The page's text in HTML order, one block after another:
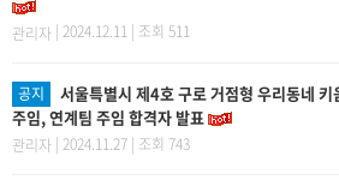
관리자 | 2024.12.11 | 조회 511
공지
서울특별시 제4호 구로 거점형 우리동네
주임, 연계팀 주임 합격자 발표
관리자 | 2024.11.27 | 조회 743